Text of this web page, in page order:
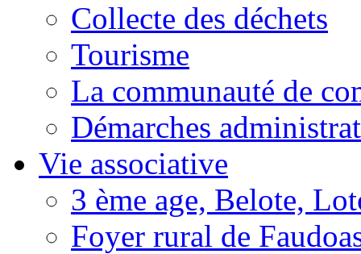
Collecte des déchets
Tourisme
La communauté de
Démarches
Vie associative
3 ème age, Belote,
Foyer rural de